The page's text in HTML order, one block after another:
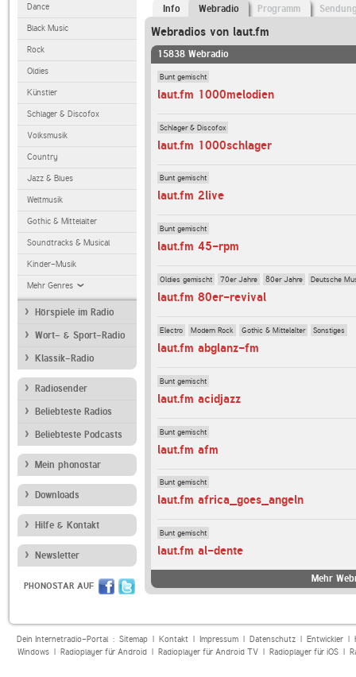
Dance
Black Music
Rock
Oldies
Künstler
Schlager & Discofox
Volksmusik
Country
Jazz & Blues
Weltmusik
Gothic & Mittelalter
Soundtracks & Musical
Kinder-Musik
Mehr Genres
Hörspiele im Radio
Wort- & Sport-Radio
Klassik-Radio
Radiosender
Beliebteste Radios
Beliebteste Podcasts
Mein phonostar
Downloads
Hilfe & Kontakt
Newsletter
PHONOSTAR AUF
Info Webradio Programm
Webradios von laut.fm
15838 Webradio
Bunt gemischt
laut.fm 1000melodien
Schlager & Discofox
laut.fm 1000schlager
Bunt gemischt
laut.fm 2live
Bunt gemischt
laut.fm 45-rpm
Oldies gemischt 70er Jahre 80er Jahre Deutsche
laut.fm 80er-revival
Electro Modern Rock Gothic & Mittelalter Sonstiges
laut.fm abglanz-fm
Bunt gemischt
laut.fm acidjazz
Bunt gemischt
laut.fm afm
Bunt gemischt
laut.fm africa_goes_angeln
Bunt gemischt
laut.fm al-dente
Mehr
Dein Internetradio-Portal : Sitemap| Kontakt| Impressum| Datenschutz| Entwickler|
Windows| Radioplayer für Android| Radioplayer für Android TV| Radioplayer für iOS|